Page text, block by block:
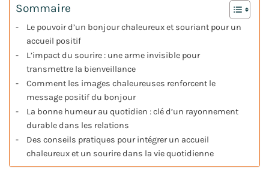
Sommaire
Le pouvoir d’un bonjour chaleureux et souriant pour un
accueil positif
L’impact du sourire : une arme invisible pour
transmettre la bienveillance
Comment les images chaleureuses renforcent le
message positif du bonjour
La bonne humeur au quotidien : clé d’un rayonnement
durable dans les relations
Des conseils pratiques pour intégrer un accueil
chaleureux et un sourire dans la vie quotidienne